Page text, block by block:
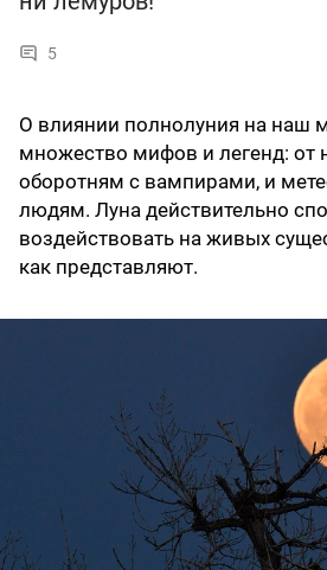
5
О влиянии полнолуния на наш
множество мифов и легенд: от
оборотням с вампирами, и
людям. Луна действительно
воздействовать на живых
как представляют.